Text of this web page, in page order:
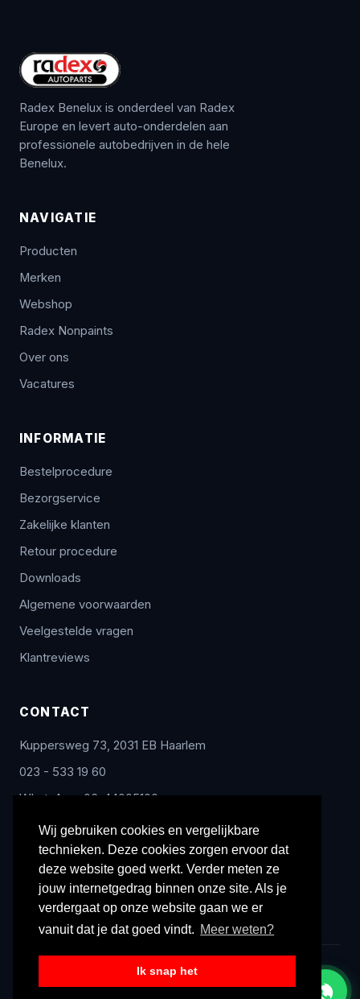
Wij gebruiken cookies en vergelijkbare
technieken. Deze cookies zorgen ervoor dat
deze website goed werkt. Verder meten ze
jouw internetgedrag binnen onze site. Als je
verdergaat op onze website gaan we er
vanuit dat je dat goed vindt. Meer weten?
Ik snap het
Radex Benelux is onderdeel van Radex
Europe en levert auto-onderdelen aan
professionele autobedrijven in de hele
Benelux.
NAVIGATIE
Producten
Merken
Webshop
Radex Nonpaints
Over ons
Vacatures
INFORMATIE
Bestelprocedure
Bezorgservice
Zakelijke klanten
Retour procedure
Downloads
Algemene voorwaarden
Veelgestelde vragen
Klantreviews
CONTACT
Kuppersweg 73, 2031 EB Haarlem
023 - 533 19 60
WhatsApp: 06-44005100
info@radex-benelux.nl
Ma – Vrij: 9:00 – 17:00
© 2026 Radex Benelux. Alle rechten voorbehouden.
Privacyverklaring